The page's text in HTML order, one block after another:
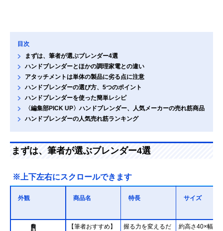
目次
まずは、筆者が選ぶブレンダー4選
ハンドブレンダーとほかの調理家電との違い
アタッチメントは単体の製品に劣る点に注意
ハンドブレンダーの選び方、5つのポイント
ハンドブレンダーを使った簡単レシピ
〈編集部PICK UP〉ハンドブレンダー、人気メーカーの売れ筋商品
ハンドブレンダーの人気売れ筋ランキング
まずは、筆者が選ぶブレンダー4選
※上下左右にスクロールできます
外観 商品名 特長 サイズ
【筆者おすすめ】
握る力を変えるだ
約高さ40×幅7×